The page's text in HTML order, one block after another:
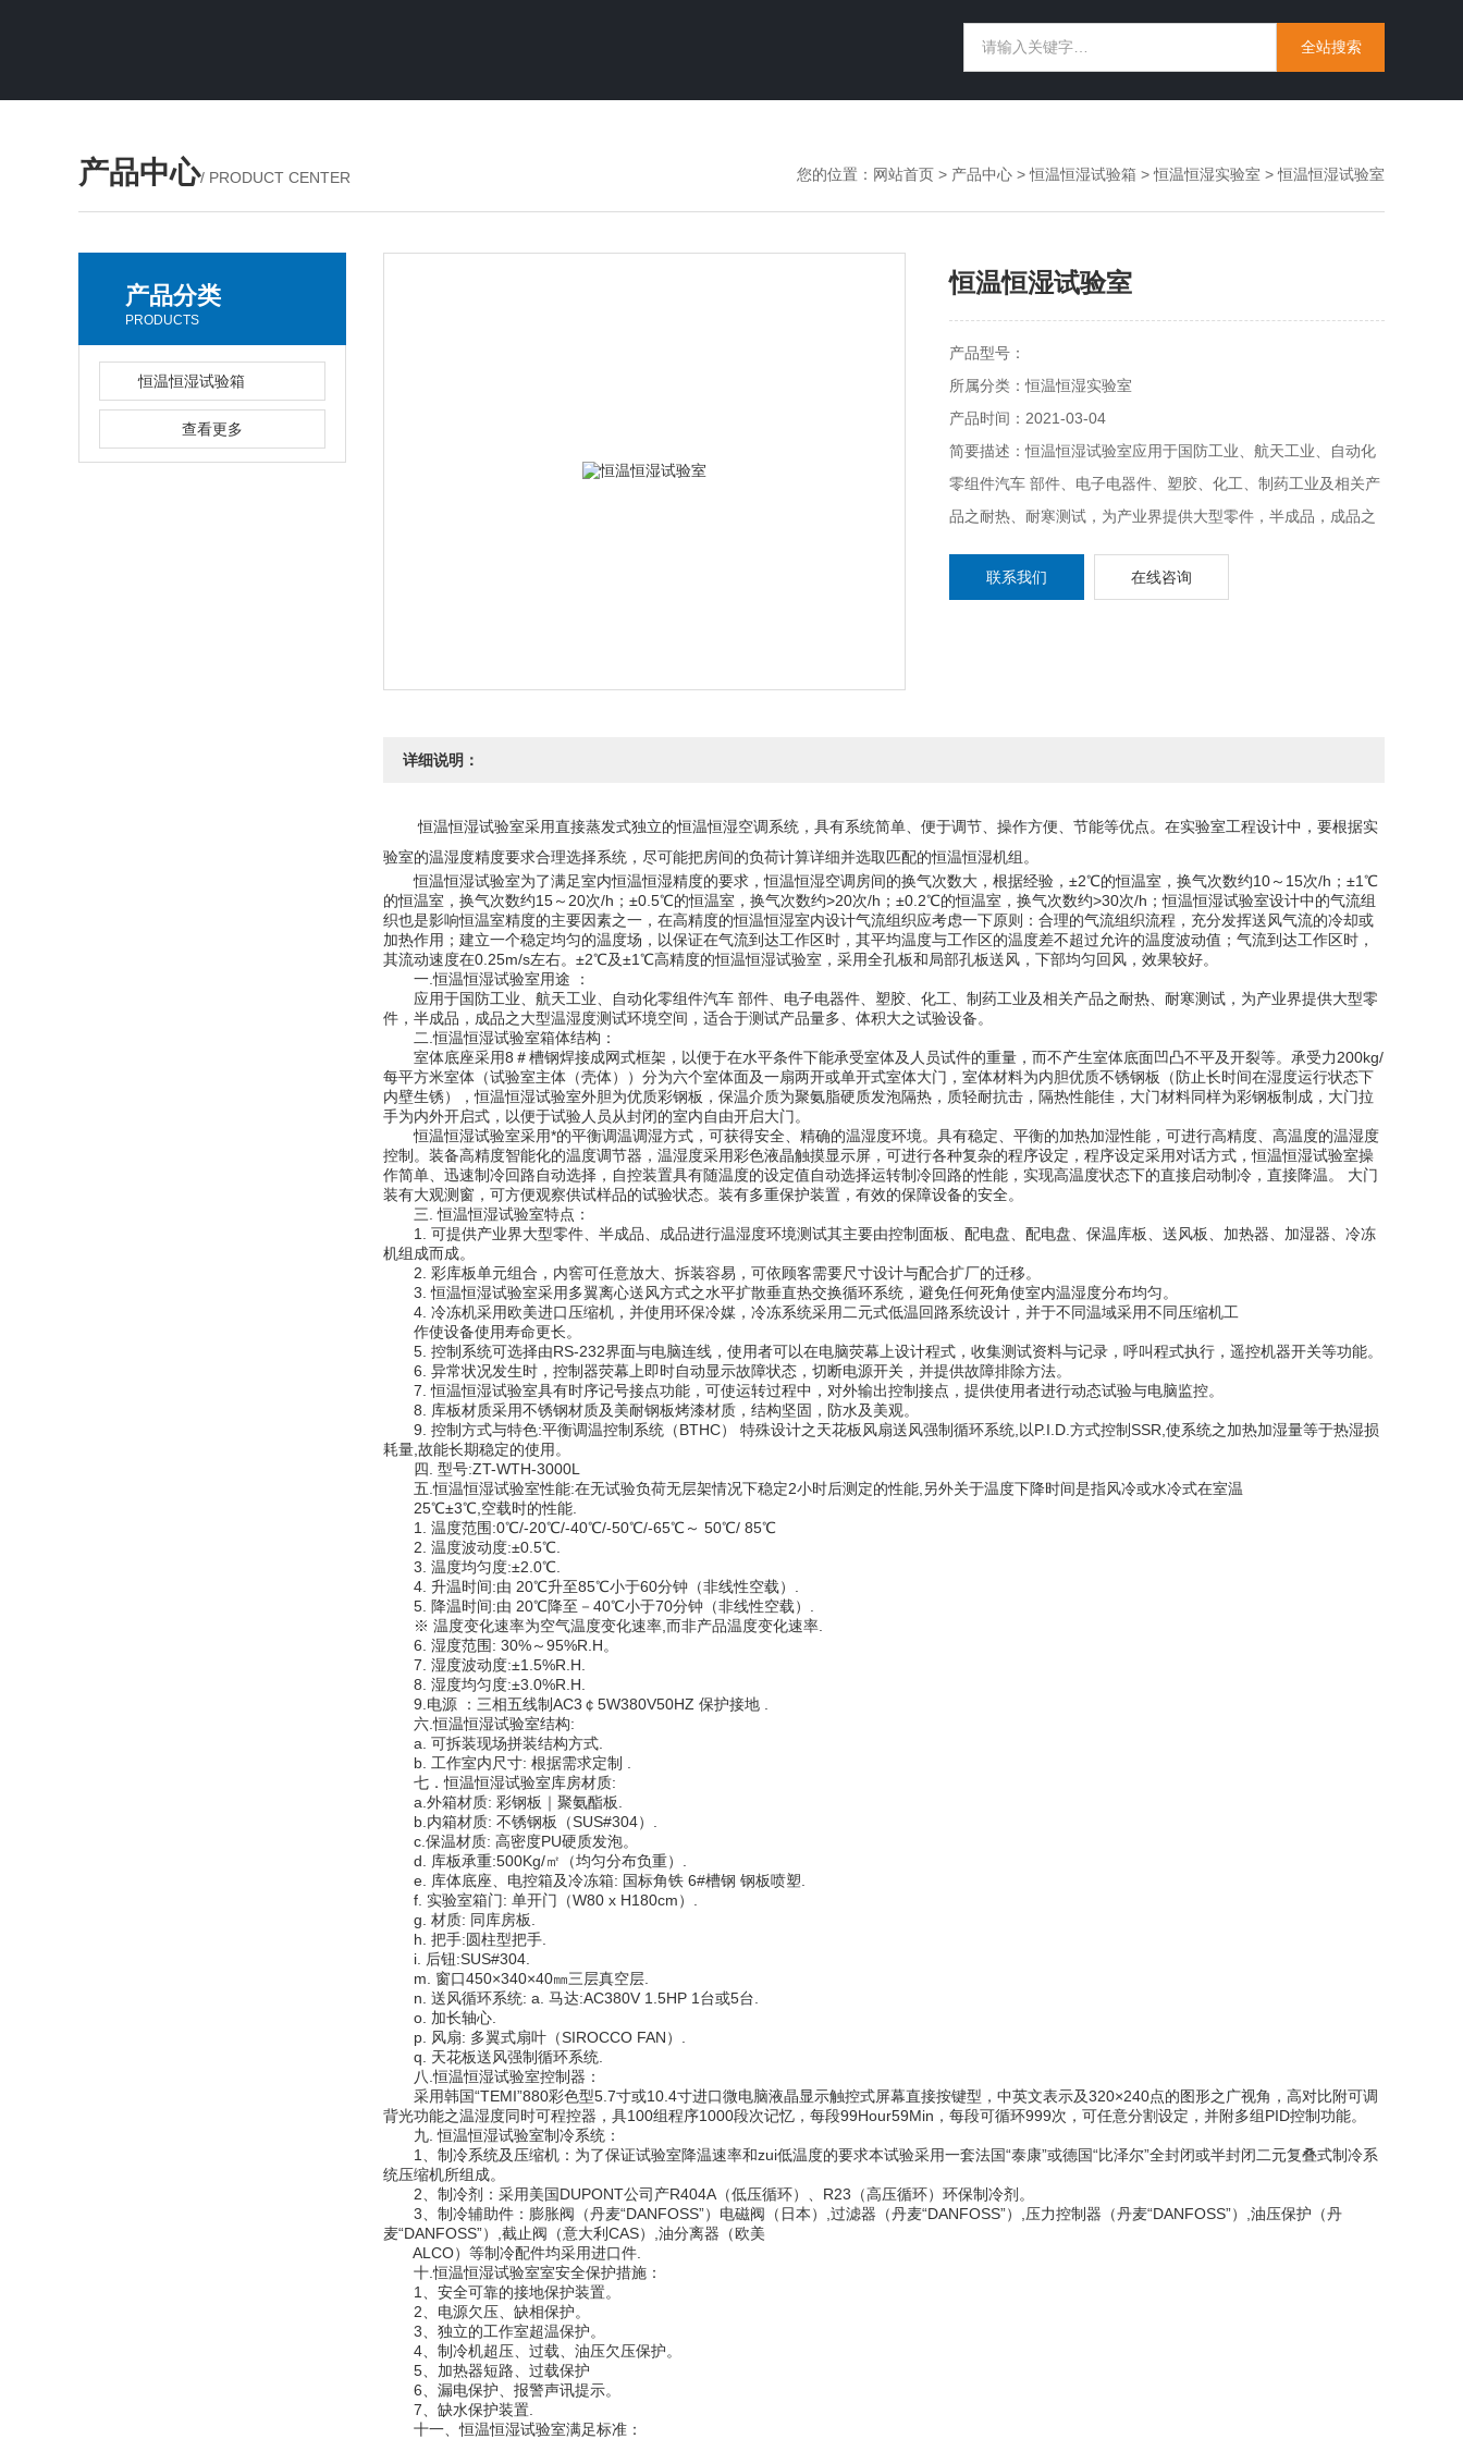
产品中心/ PRODUCT CENTER 您的位置： 网站首页 > 产品中心 >恒温恒湿试验箱 >恒温恒湿实验室 > 恒温恒湿试验室
产品分类
PRODUCTS
恒温恒湿试验箱
查看更多
恒温恒湿试验室
产品型号：
所属分类：恒温恒湿实验室
产品时间：2021-03-04
简要描述：恒温恒湿试验室应用于国防工业、航天工业、自动化
零组件汽车 部件、电子电器件、塑胶、化工、制药工业及相关产
品之耐热、耐寒测试，为产业界提供大型零件，半成品，成品之
多、体积大之试验设备。
联系我们 在线咨询
详细说明：
恒温恒湿试验室采用直接蒸发式独立的恒温恒湿空调系统，具有系统简单、便于调节、操作方便、节能等优点。在实验室工程设计中，要根据实
验室的温湿度精度要求合理选择系统，尽可能把房间的负荷计算详细并选取匹配的恒温恒湿机组。
恒温恒湿试验室为了满足室内恒温恒湿精度的要求，恒温恒湿空调房间的换气次数大，根据经验，±2℃的恒温室，换气次数约10～15次/h；±1℃
的恒温室，换气次数约15～20次/h；±0.5℃的恒温室，换气次数约>20次/h；±0.2℃的恒温室，换气次数约>30次/h；恒温恒湿试验室设计中的气流组
织也是影响恒温室精度的主要因素之一，在高精度的恒温恒湿室内设计气流组织应考虑一下原则：合理的气流组织流程，充分发挥送风气流的冷却或
加热作用；建立一个稳定均匀的温度场，以保证在气流到达工作区时，其平均温度与工作区的温度差不超过允许的温度波动值；气流到达工作区时，
其流动速度在0.25m/s左右。±2℃及±1℃高精度的恒温恒湿试验室，采用全孔板和局部孔板送风，下部均匀回风，效果较好。
一.恒温恒湿试验室用途 ：
应用于国防工业、航天工业、自动化零组件汽车 部件、电子电器件、塑胶、化工、制药工业及相关产品之耐热、耐寒测试，为产业界提供大型零
件，半成品，成品之大型温湿度测试环境空间，适合于测试产品量多、体积大之试验设备。
二.恒温恒湿试验室箱体结构：
室体底座采用8＃槽钢焊接成网式框架，以便于在水平条件下能承受室体及人员试件的重量，而不产生室体底面凹凸不平及开裂等。承受力200kg/
每平方米室体（试验室主体（壳体））分为六个室体面及一扇两开或单开式室体大门，室体材料为内胆优质不锈钢板（防止长时间在湿度运行状态下
内壁生锈），恒温恒湿试验室外胆为优质彩钢板，保温介质为聚氨脂硬质发泡隔热，质轻耐抗击，隔热性能佳，大门材料同样为彩钢板制成，大门拉
手为内外开启式，以便于试验人员从封闭的室内自由开启大门。
恒温恒湿试验室采用*的平衡调温调湿方式，可获得安全、精确的温湿度环境。具有稳定、平衡的加热加湿性能，可进行高精度、高温度的温湿度
控制。装备高精度智能化的温度调节器，温湿度采用彩色液晶触摸显示屏，可进行各种复杂的程序设定，程序设定采用对话方式，恒温恒湿试验室操
作简单、迅速制冷回路自动选择，自控装置具有随温度的设定值自动选择运转制冷回路的性能，实现高温度状态下的直接启动制冷，直接降温。 大门
装有大观测窗，可方便观察供试样品的试验状态。装有多重保护装置，有效的保障设备的安全。
三. 恒温恒湿试验室特点：
1. 可提供产业界大型零件、半成品、成品进行温湿度环境测试其主要由控制面板、配电盘、配电盘、保温库板、送风板、加热器、加湿器、冷冻
机组成而成。
2. 彩库板单元组合，内窖可任意放大、拆装容易，可依顾客需要尺寸设计与配合扩厂的迁移。
3. 恒温恒湿试验室采用多翼离心送风方式之水平扩散垂直热交换循环系统，避免任何死角使室内温湿度分布均匀。
4. 冷冻机采用欧美进口压缩机，并使用环保冷媒，冷冻系统采用二元式低温回路系统设计，并于不同温域采用不同压缩机工
作使设备使用寿命更长。
5. 控制系统可选择由RS-232界面与电脑连线，使用者可以在电脑荧幕上设计程式，收集测试资料与记录，呼叫程式执行，遥控机器开关等功能。
6. 异常状况发生时，控制器荧幕上即时自动显示故障状态，切断电源开关，并提供故障排除方法。
7. 恒温恒湿试验室具有时序记号接点功能，可使运转过程中，对外输出控制接点，提供使用者进行动态试验与电脑监控。
8. 库板材质采用不锈钢材质及美耐钢板烤漆材质，结构坚固，防水及美观。
9. 控制方式与特色:平衡调温控制系统（BTHC） 特殊设计之天花板风扇送风强制循环系统,以P.I.D.方式控制SSR,使系统之加热加湿量等于热湿损
耗量,故能长期稳定的使用。
四. 型号:ZT-WTH-3000L
五.恒温恒湿试验室性能:在无试验负荷无层架情况下稳定2小时后测定的性能,另外关于温度下降时间是指风冷或水冷式在室温
25℃±3℃,空载时的性能.
1. 温度范围:0℃/-20℃/-40℃/-50℃/-65℃～ 50℃/ 85℃
2. 温度波动度:±0.5℃.
3. 温度均匀度:±2.0℃.
4. 升温时间:由 20℃升至85℃小于60分钟（非线性空载）.
5. 降温时间:由 20℃降至－40℃小于70分钟（非线性空载）.
※ 温度变化速率为空气温度变化速率,而非产品温度变化速率.
6. 湿度范围: 30%～95%R.H。
7. 湿度波动度:±1.5%R.H.
8. 湿度均匀度:±3.0%R.H.
9.电源 ：三相五线制AC3￠5W380V50HZ 保护接地 .
六.恒温恒湿试验室结构:
a. 可拆装现场拼装结构方式.
b. 工作室内尺寸: 根据需求定制 .
七．恒温恒湿试验室库房材质:
a.外箱材质: 彩钢板｜聚氨酯板.
b.内箱材质: 不锈钢板（SUS#304）.
c.保温材质: 高密度PU硬质发泡。
d. 库板承重:500Kg/㎡（均匀分布负重）.
e. 库体底座、电控箱及冷冻箱: 国标角铁 6#槽钢 钢板喷塑.
f. 实验室箱门: 单开门（W80 x H180cm）.
g. 材质: 同库房板.
h. 把手:圆柱型把手.
i. 后钮:SUS#304.
m. 窗口450×340×40㎜三层真空层.
n. 送风循环系统: a. 马达:AC380V 1.5HP 1台或5台.
o. 加长轴心.
p. 风扇: 多翼式扇叶（SIROCCO FAN）.
q. 天花板送风强制循环系统.
八.恒温恒湿试验室控制器：
采用韩国“TEMI”880彩色型5.7寸或10.4寸进口微电脑液晶显示触控式屏幕直接按键型，中英文表示及320×240点的图形之广视角，高对比附可调
背光功能之温湿度同时可程控器，具100组程序1000段次记忆，每段99Hour59Min，每段可循环999次，可任意分割设定，并附多组PID控制功能。
九. 恒温恒湿试验室制冷系统：
1、制冷系统及压缩机：为了保证试验室降温速率和zui低温度的要求本试验采用一套法国“泰康”或德国“比泽尔”全封闭或半封闭二元复叠式制冷系
统压缩机所组成。
2、制冷剂：采用美国DUPONT公司产R404A（低压循环）、R23（高压循环）环保制冷剂。
3、制冷辅助件：膨胀阀（丹麦“DANFOSS”）电磁阀（日本）,过滤器（丹麦“DANFOSS”）,压力控制器（丹麦“DANFOSS”）,油压保护（丹
麦“DANFOSS”）,截止阀（意大利CAS）,油分离器（欧美
ALCO）等制冷配件均采用进口件.
十.恒温恒湿试验室室安全保护措施：
1、安全可靠的接地保护装置。
2、电源欠压、缺相保护。
3、独立的工作室超温保护。
4、制冷机超压、过载、油压欠压保护。
5、加热器短路、过载保护
6、漏电保护、报警声讯提示。
7、缺水保护装置.
十一、恒温恒湿试验室满足标准：